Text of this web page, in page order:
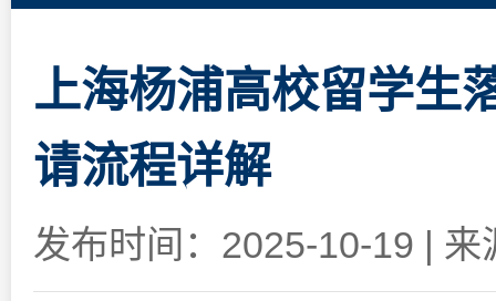
上海杨浦高校留学生
请流程详解
发布时间：2025-10-19 | 来